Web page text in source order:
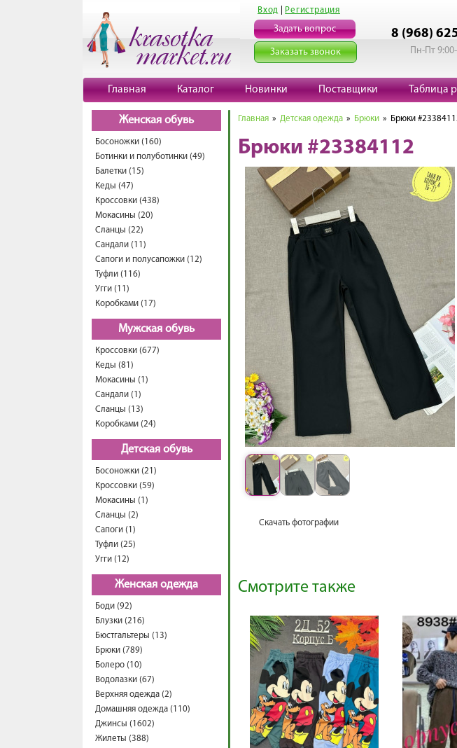
Вход Регистрация
Задать вопрос
Заказать звонок
8 (968)
Пн-Пт
Главная Каталог Новинки Поставщики Таблица
Женская обувь
Босоножки (160)
Ботинки и полуботинки (49)
Балетки (15)
Кеды (47)
Кроссовки (438)
Мокасины (20)
Сланцы (22)
Сандали (11)
Сапоги и полусапожки (12)
Туфли (116)
Угги (11)
Коробками (17)
Мужская обувь
Кроссовки (677)
Кеды (81)
Мокасины (1)
Сандали (1)
Сланцы (13)
Коробками (24)
Детская обувь
Босоножки (21)
Кроссовки (59)
Мокасины (1)
Сланцы (2)
Сапоги (1)
Туфли (25)
Угги (12)
Женская одежда
Боди (92)
Блузки (216)
Бюстгальтеры (13)
Брюки (789)
Болеро (10)
Водолазки (67)
Верхняя одежда (2)
Домашняя одежда (110)
Джинсы (1602)
Жилеты (388)
Главная » Детская одежда » Брюки » Брюки
Брюки #23384112
Скачать фотографии
Смотрите также